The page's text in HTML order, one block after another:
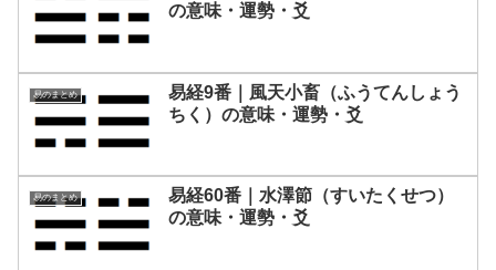
の意味・運勢・爻
易のまとめ
易経9番｜風天小畜（ふうてんしょう
ちく）の意味・運勢・爻
易のまとめ
易経60番｜水澤節（すいたくせつ）
の意味・運勢・爻